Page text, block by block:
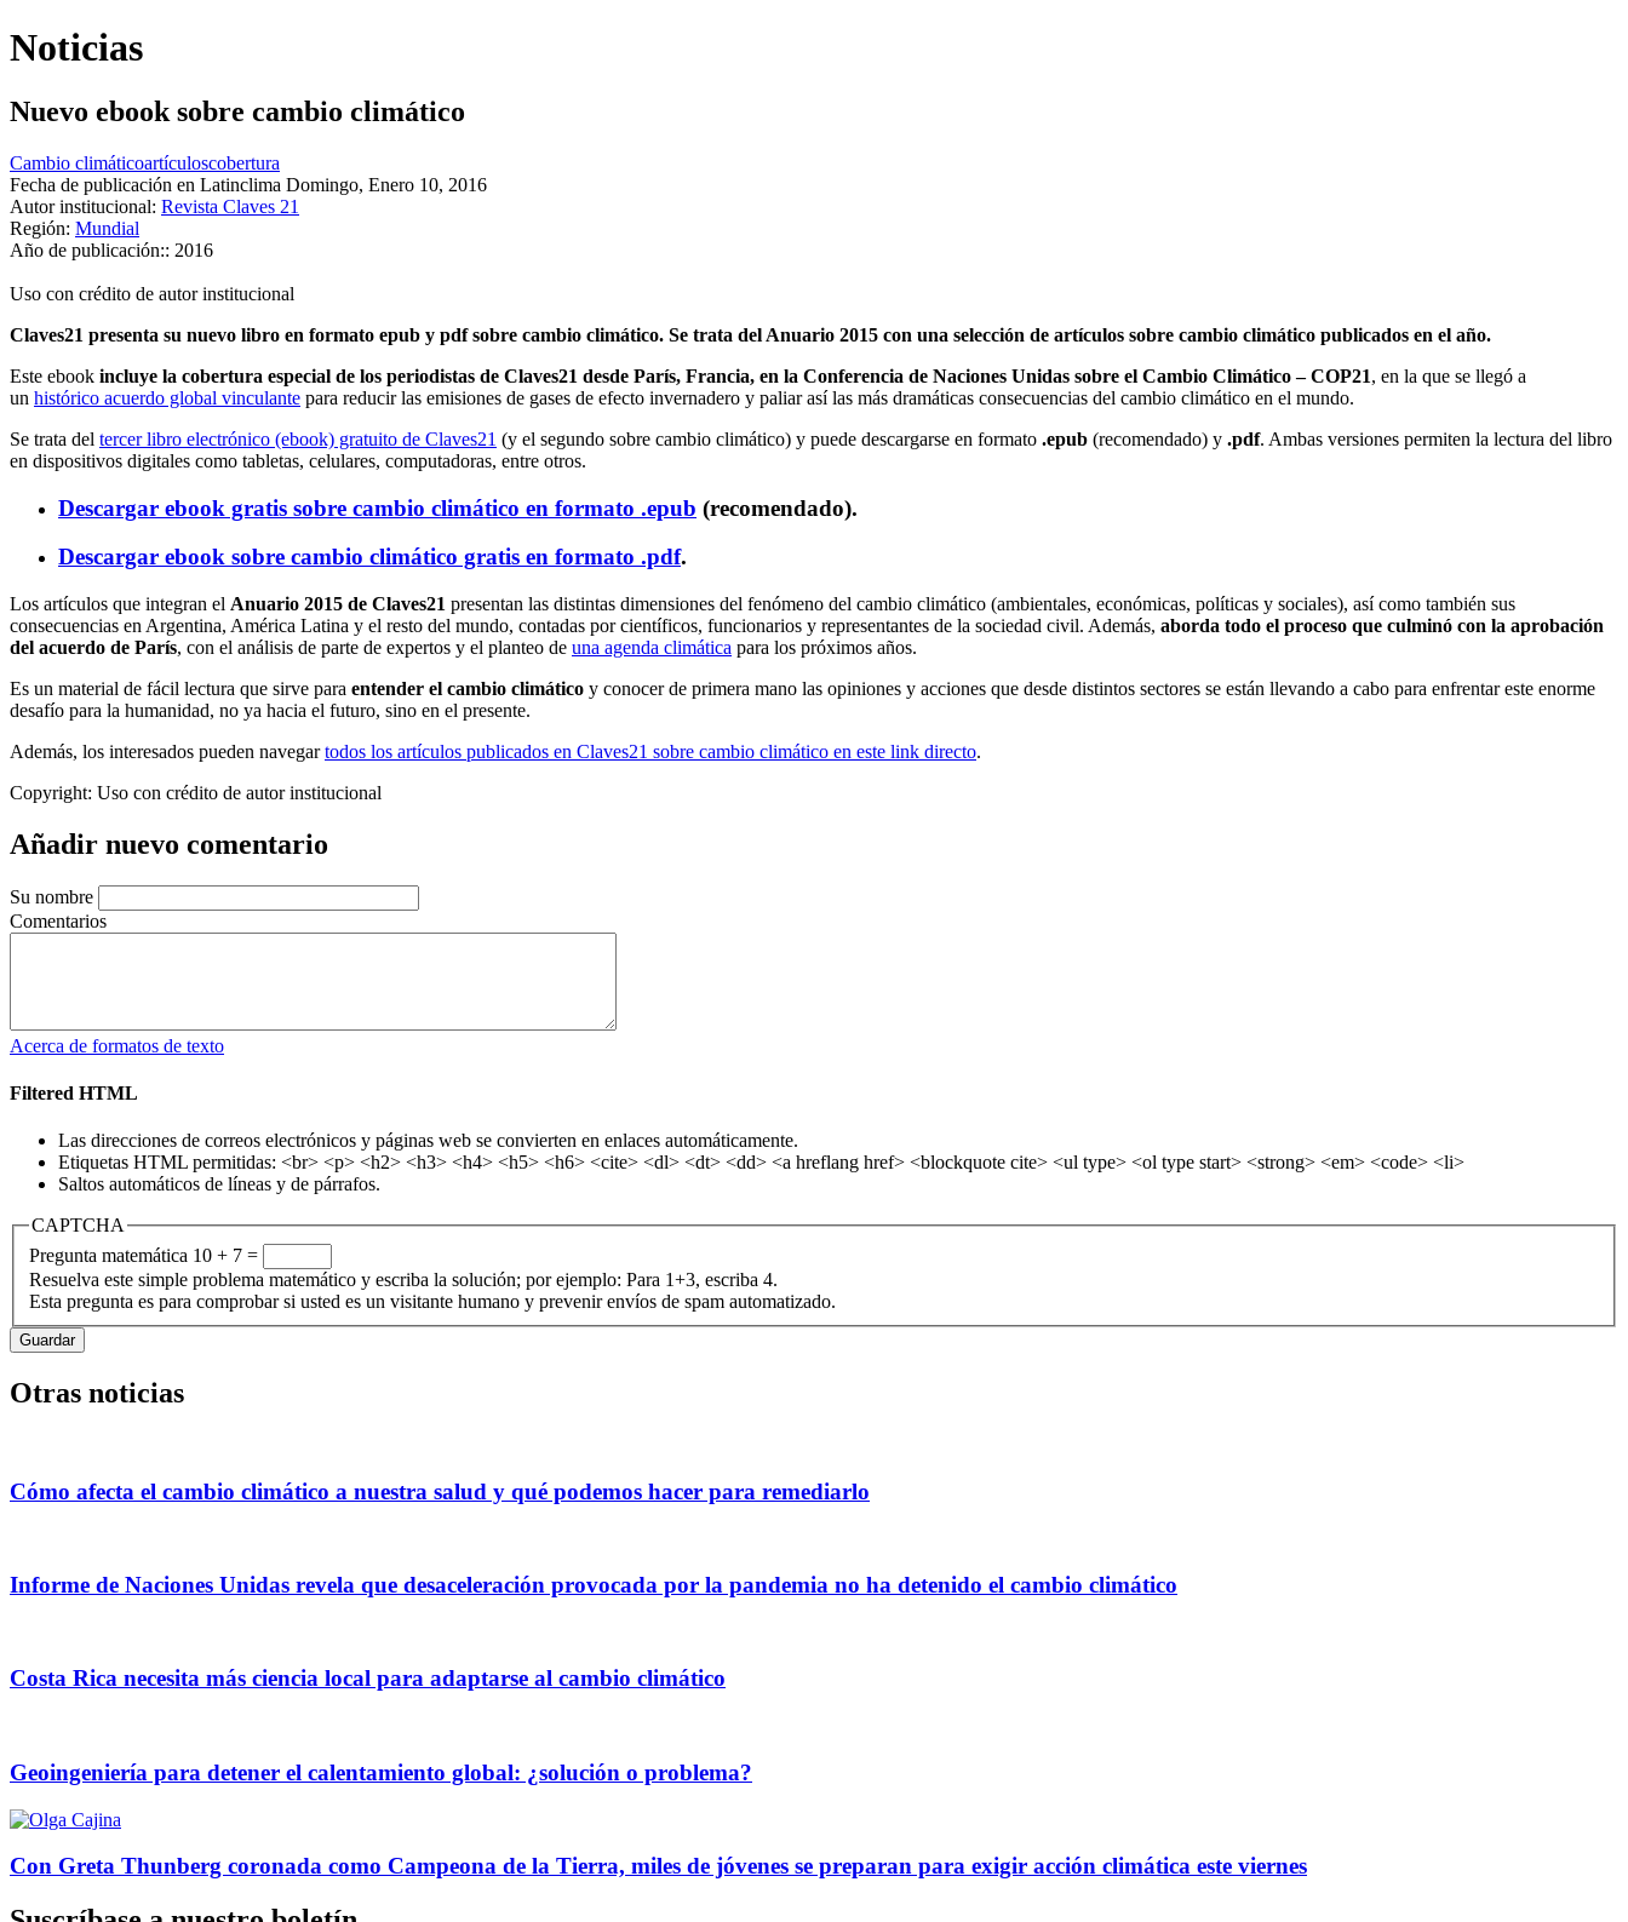
Noticias
Nuevo ebook sobre cambio climático
Cambio climáticoartículoscobertura
Fecha de publicación en Latinclima Domingo, Enero 10, 2016
Autor institucional: Revista Claves 21
Región: Mundial
Año de publicación:: 2016
Uso con crédito de autor institucional
Claves21 presenta su nuevo libro en formato epub y pdf sobre cambio climático. Se trata del Anuario 2015 con una selección de artículos sobre cambio climático publicados en el año.
Este ebook incluye la cobertura especial de los periodistas de Claves21 desde París, Francia, en la Conferencia de Naciones Unidas sobre el Cambio Climático – COP21, en la que se llegó a
un histórico acuerdo global vinculante para reducir las emisiones de gases de efecto invernadero y paliar así las más dramáticas consecuencias del cambio climático en el mundo.
Se trata del tercer libro electrónico (ebook) gratuito de Claves21 (y el segundo sobre cambio climático) y puede descargarse en formato .epub (recomendado) y .pdf. Ambas versiones permiten la lectura del libro
en dispositivos digitales como tabletas, celulares, computadoras, entre otros.
Descargar ebook gratis sobre cambio climático en formato .epub (recomendado).
Descargar ebook sobre cambio climático gratis en formato .pdf.
Los artículos que integran el Anuario 2015 de Claves21 presentan las distintas dimensiones del fenómeno del cambio climático (ambientales, económicas, políticas y sociales), así como también sus
consecuencias en Argentina, América Latina y el resto del mundo, contadas por científicos, funcionarios y representantes de la sociedad civil. Además, aborda todo el proceso que culminó con la aprobación
del acuerdo de París, con el análisis de parte de expertos y el planteo de una agenda climática para los próximos años.
Es un material de fácil lectura que sirve para entender el cambio climático y conocer de primera mano las opiniones y acciones que desde distintos sectores se están llevando a cabo para enfrentar este enorme
desafío para la humanidad, no ya hacia el futuro, sino en el presente.
Además, los interesados pueden navegartodos los artículos publicados en Claves21 sobre cambio climático en este link directo.
Copyright: Uso con crédito de autor institucional
Añadir nuevo comentario
Su nombre
Comentarios
Acerca de formatos de texto
Filtered HTML
Las direcciones de correos electrónicos y páginas web se convierten en enlaces automáticamente.
Etiquetas HTML permitidas: <br> <p> <h2> <h3> <h4> <h5> <h6> <cite> <dl> <dt> <dd> <a hreflang href> <blockquote cite> <ul type> <ol type start> <strong> <em> <code> <li>
Saltos automáticos de líneas y de párrafos.
CAPTCHA
Pregunta matemática 10 + 7 =
Resuelva este simple problema matemático y escriba la solución; por ejemplo: Para 1+3, escriba 4.
Esta pregunta es para comprobar si usted es un visitante humano y prevenir envíos de spam automatizado.
Otras noticias
Cómo afecta el cambio climático a nuestra salud y qué podemos hacer para remediarlo
Informe de Naciones Unidas revela que desaceleración provocada por la pandemia no ha detenido el cambio climático
Costa Rica necesita más ciencia local para adaptarse al cambio climático
Geoingeniería para detener el calentamiento global: ¿solución o problema?
Con Greta Thunberg coronada como Campeona de la Tierra, miles de jóvenes se preparan para exigir acción climática este viernes